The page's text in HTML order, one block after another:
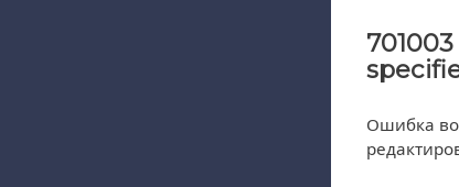
Ошибка